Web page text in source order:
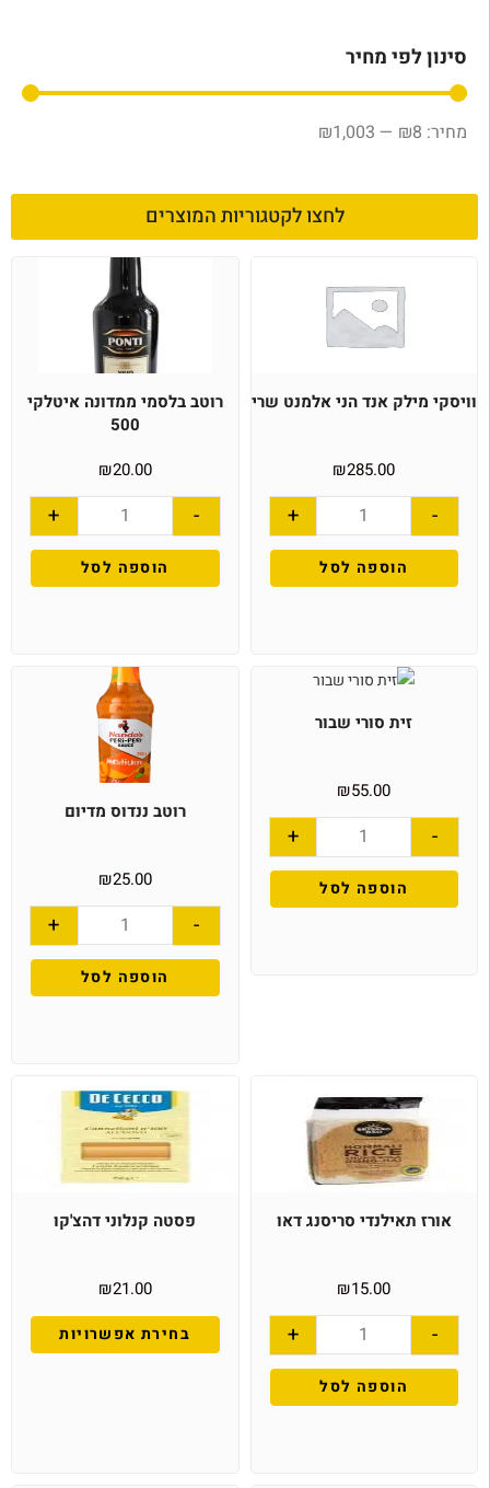
סינון לפי מחיר
₪8
—
₪1,003
לחצו לקטגוריות המוצרים
וויסקי מילק אנד הני אלמנט שרי
₪285.00
-
+
הוספה לסל
רוטב בלסמי ממדונה איטלקי
500
₪20.00
-
+
הוספה לסל
זית סורי שבור
₪55.00
-
+
הוספה לסל
רוטב ננדוס מדיום
₪25.00
-
+
הוספה לסל
אורז תאילנדי סריסנג דאו
₪15.00
-
+
הוספה לסל
פסטה קנלוני דהצ'קו
₪21.00
בחירת אפשרויות